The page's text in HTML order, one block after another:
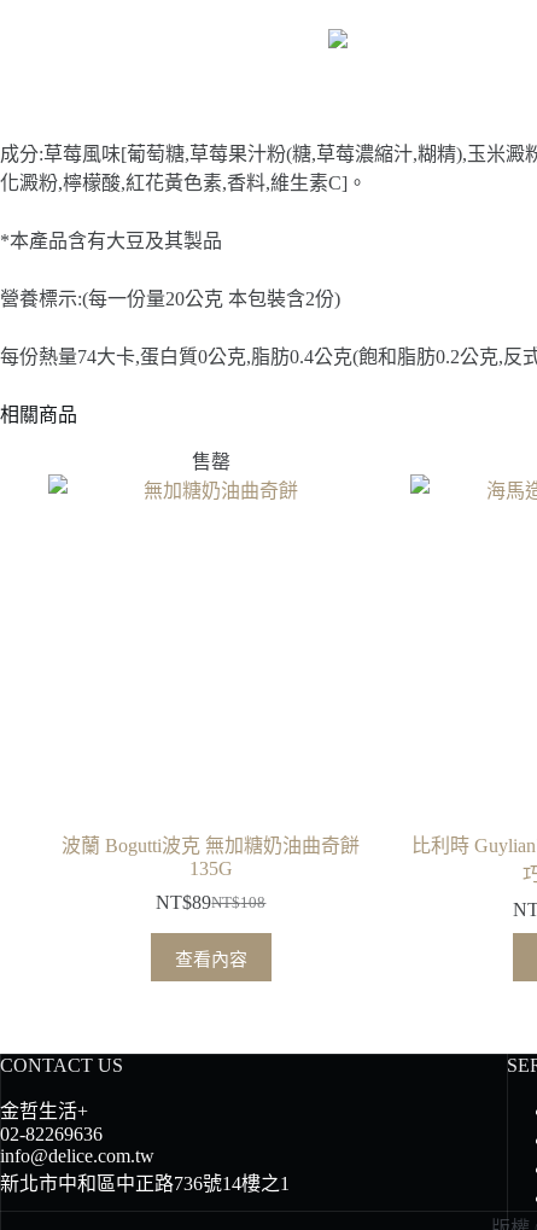
成分:草莓風味[葡萄糖,草莓果汁粉(糖,草莓濃縮汁,糊精),玉米
化澱粉,檸檬酸,紅花黃色素,香料,維生素C]。
*本產品含有大豆及其製品
營養標示:(每一份量20公克 本包裝含2份)
每份熱量74大卡,蛋白質0公克,脂肪0.4公克(飽和脂肪0.2公克,反
相關商品
售罄
波蘭 Bogutti波克 無加糖奶油曲奇餅
135G
NT$108
始
NT$89
前
查看內容
比利時
CONTACT US
金哲生活+
02-82269636
info@delice.com.tw
新北市中和區中正路736號14樓之1